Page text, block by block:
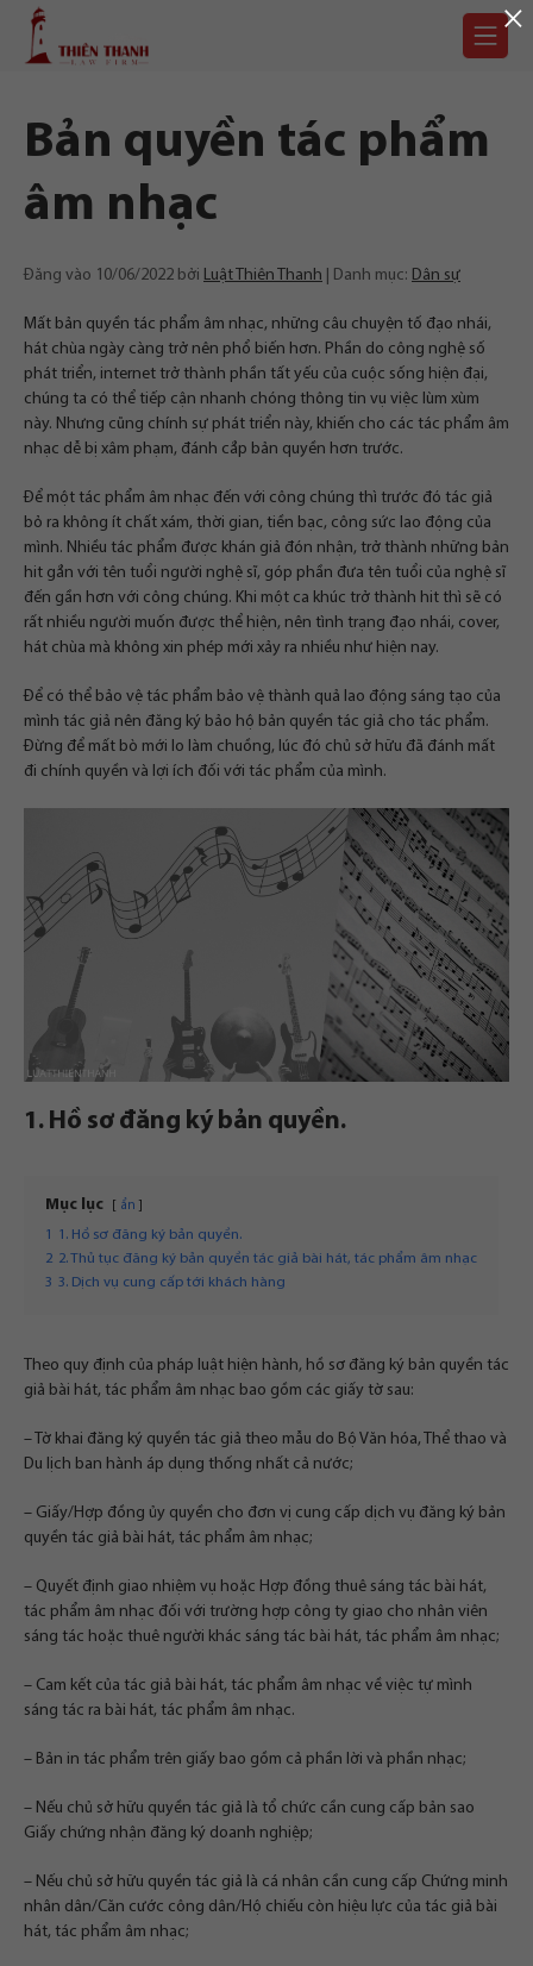
Chuyển
Trang
chủ
Bản quyền tác phẩm
âm nhạc
Đăng vào 10/06/2022 bởi Luật Thiên Thanh Danh mục: Dân sự
Mất bản quyền tác phẩm âm nhạc, những câu chuyện tố đạo nhái,
hát chùa ngày càng trở nên phổ biến hơn. Phần do công nghệ số
phát triển, internet trở thành phần tất yếu của cuộc sống hiện đại,
chúng ta có thể tiếp cận nhanh chóng thông tin vụ việc lùm xùm
này. Nhưng cũng chính sự phát triển này, khiến cho các tác phẩm âm
nhạc dễ bị xâm phạm, đánh cắp bản quyền hơn trước.
Để một tác phẩm âm nhạc đến với công chúng thì trước đó tác giả
bỏ ra không ít chất xám, thời gian, tiền bạc, công sức lao động của
mình. Nhiều tác phẩm được khán giả đón nhận, trở thành những bản
hit gắn với tên tuổi người nghệ sĩ, góp phần đưa tên tuổi của nghệ sĩ
đến gần hơn với công chúng. Khi một ca khúc trở thành hit thì sẽ có
rất nhiều người muốn được thể hiện, nên tình trạng đạo nhái, cover,
hát chùa mà không xin phép mới xảy ra nhiều như hiện nay.
Để có thể bảo vệ tác phẩm bảo vệ thành quả lao động sáng tạo của
mình tác giả nên đăng ký bảo hộ bản quyền tác giả cho tác phẩm.
Đừng để mất bò mới lo làm chuồng, lúc đó chủ sở hữu đã đánh mất
đi chính quyền và lợi ích đối với tác phẩm của mình.
1. Hồ sơ đăng ký bản quyền.
Mục lục ẩn
1
1. Hồ sơ đăng ký bản quyền.
2 2. Thủ tục đăng ký bản quyền tác giả bài hát, tác phẩm âm nhạc
3 3. Dịch vụ cung cấp tới khách hàng
Theo quy định của pháp luật hiện hành, hồ sơ đăng ký bản quyền tác
giả bài hát, tác phẩm âm nhạc bao gồm các giấy tờ sau:
– Tờ khai đăng ký quyền tác giả theo mẫu do Bộ Văn hóa, Thể thao và
Du lịch ban hành áp dụng thống nhất cả nước;
– Giấy/Hợp đồng ủy quyền cho đơn vị cung cấp dịch vụ đăng ký bản
quyền tác giả bài hát, tác phẩm âm nhạc;
– Quyết định giao nhiệm vụ hoặc Hợp đồng thuê sáng tác bài hát,
tác phẩm âm nhạc đối với trường hợp công ty giao cho nhân viên
sáng tác hoặc thuê người khác sáng tác bài hát, tác phẩm âm nhạc;
– Cam kết của tác giả bài hát, tác phẩm âm nhạc về việc tự mình
sáng tác ra bài hát, tác phẩm âm nhạc.
– Bản in tác phẩm trên giấy bao gồm cả phần lời và phần nhạc;
– Nếu chủ sở hữu quyền tác giả là tổ chức cần cung cấp bản sao
Giấy chứng nhận đăng ký doanh nghiệp;
– Nếu chủ sở hữu quyền tác giả là cá nhân cần cung cấp Chứng minh
nhân dân/Căn cước công dân/Hộ chiếu còn hiệu lực của tác giả bài
hát, tác phẩm âm nhạc;
×